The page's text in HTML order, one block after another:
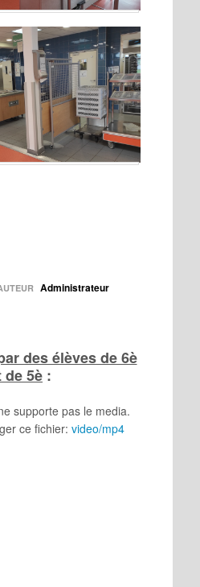
Administrateur
des élèves de 6è
de 5è :
supporte pas le media.
ce fichier: video/mp4